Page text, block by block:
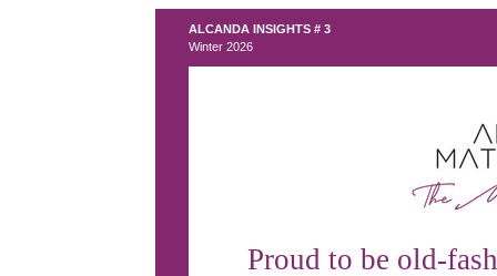
ALCANDA INSIGHTS # 3
Winter 2026
Proud to be old-